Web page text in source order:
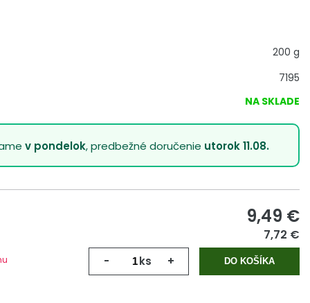
200 g
7195
NA SKLADE
v pondelok, predbežné doručenie utorok 11.08.
9,49 €
7,72 €
- ks + DO KOŠÍKA